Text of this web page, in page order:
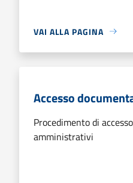
VAI ALLA PAGINA
Accesso
Procedimento di
amministrativi